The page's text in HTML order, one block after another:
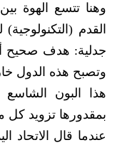
وهنا تتسع الهوة
القدم
جدلية: هدف صحيح
وتصبح هذه الدول
هذا البون
بمقدورها تزويد كل
عندما قال الاتحاد